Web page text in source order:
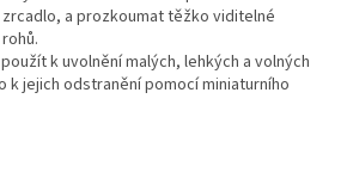
a prozkoumat těžko viditelné
k uvolnění malých, lehkých a volných
k jejich odstranění pomocí miniaturního